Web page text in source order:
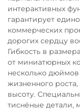
интерактивных
гарантирует
коммерческих
дорогих сердцу
Гибкость в
от миниатюрных
несколько
жизненного
высоту.
тиснёные детали,